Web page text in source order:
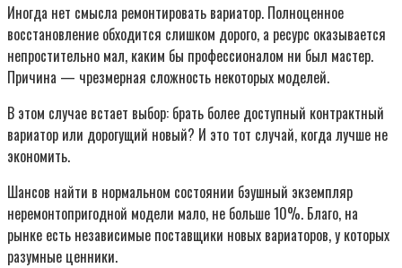
Иногда нет смысла ремонтировать вариатор. Полноценное
восстановление обходится слишком дорого, а ресурс оказывается
непростительно мал, каким бы профессионалом ни был мастер.
Причина — чрезмерная сложность некоторых моделей.
В этом случае встает выбор: брать более доступный контрактный
вариатор или дорогущий новый? И это тот случай, когда лучше не
экономить.
Шансов найти в нормальном состоянии бэушный экземпляр
неремонтопригодной модели мало, не больше 10%. Благо, на
рынке есть независимые поставщики новых вариаторов, у которых
разумные ценники.